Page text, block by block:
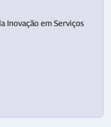
Inovação em Serviços